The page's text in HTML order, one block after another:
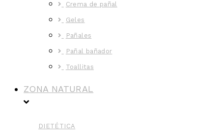
Crema de pañal
Geles
Pañales
Pañal bañador
Toallitas
ZONA NATURAL
DIETÉTICA